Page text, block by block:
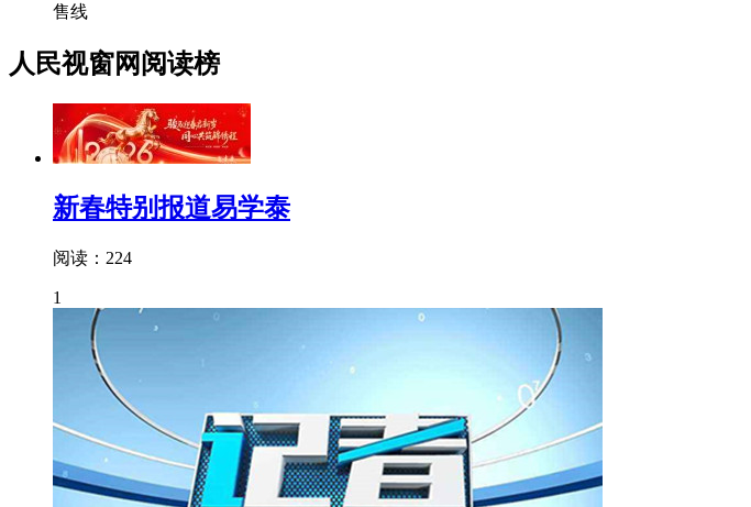
售线
人民视窗网阅读榜
新春特别报道易学泰
阅读：224
1